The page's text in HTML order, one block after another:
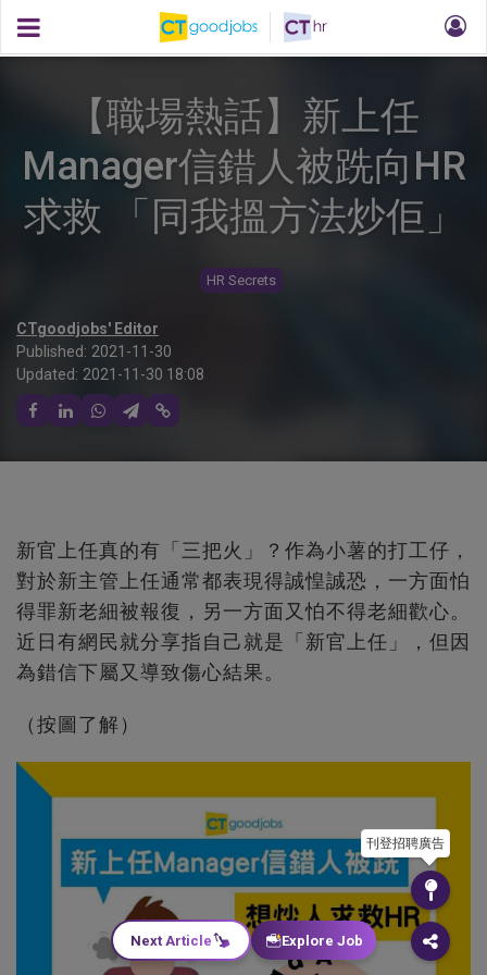
【職場熱話】新上任
Manager信錯人被跣向HR
求救 「同我搵方法炒佢」
HR Secrets
CTgoodjobs' Editor
Published: 2021-11-30
Updated: 2021-11-30 18:08
新官上任真的有「三把火」？作為小薯的打工仔，
對於新主管上任通常都表現得誠惶誠恐，一方面怕
得罪新老細被報復，另一方面又怕不得老細歡心。
近日有網民就分享指自己就是「新官上任」，但因
為錯信下屬又導致傷心結果。
（按圖了解）
刊登招聘廣告
Next Article Explore Job